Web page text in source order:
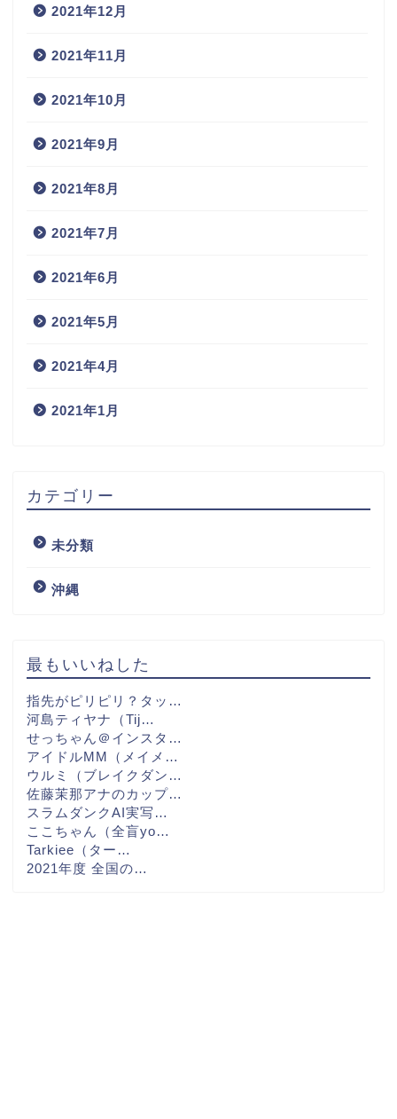
2021年12月
2021年11月
2021年10月
2021年9月
2021年8月
2021年7月
2021年6月
2021年5月
2021年4月
2021年1月
カテゴリー
未分類
沖縄
最もいいねした
指先がピリピリ？タッ…
河島ティヤナ（Tij…
せっちゃん＠インスタ…
アイドルMM（メイメ…
ウルミ（ブレイクダン…
佐藤茉那アナのカップ…
スラムダンクAI実写…
ここちゃん（全盲yo…
Tarkiee（ター…
2021年度 全国の…